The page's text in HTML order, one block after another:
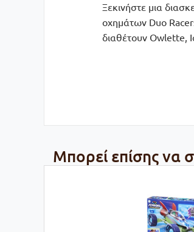
Ξεκινήστε μια
οχημάτων Duo
διαθέτουν Owlette,
Μπορεί επίσης να